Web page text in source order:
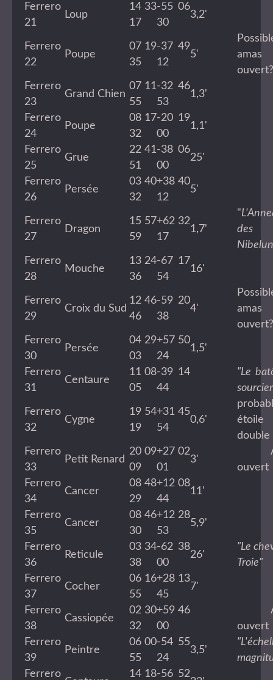
Ferrero
21
Loup
14 33
17
-55 06
30
3,2'
Ferrero
22
Poupe
07 19
35
-37 49
12
5'
amas
ouvert?
Ferrero
23
Grand Chien
07 11
55
-32 46
53
1,3'
Ferrero
24
Poupe
08 17
32
-20 19
00
1,1'
Ferrero
25
Grue
22 41
51
-38 06
00
25'
Ferrero
26
Persée
03 40
32
+38 40
12
5'
Ferrero
27
Dragon
15 57
59
+62 32
17
1,7'
"
des
Ferrero
28
Mouche
13 24
36
-67 17
54
16'
Ferrero
29
Croix du Sud
12 46
46
-59 20
38
4'
amas
Ferrero
30
Persée
04 29
03
+57 50
24
1,5'
Ferrero
31
Centaure
11 08
05
-39 14
44
"Le
Ferrero
32
Cygne
19 54
19
+31 45
54
0,6'
étoile
Ferrero
33
Petit Renard
20 09
09
+27 02
01
3'
ouvert
Ferrero
34
Cancer
08 48
29
+12 08
44
11'
Ferrero
35
Cancer
08 46
30
+12 28
53
5,9'
Ferrero
36
Reticule
03 34
38
-62 38
00
26'
"Le
Troie"
Ferrero
37
Cocher
06 16
55
+28 13
45
7'
Ferrero
38
Cassiopée
02 30
32
+59 46
00
ouvert
Ferrero
39
Peintre
06 00
55
-54 55
24
3,5'
Ferrero
14 18-56 52